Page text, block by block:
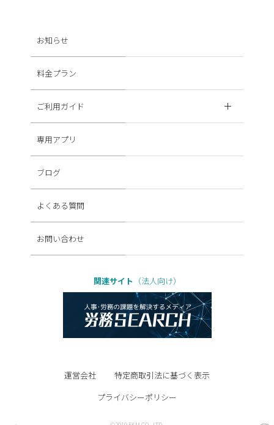
お知らせ
料金プラン
ご利用ガイド
専用アプリ
ブログ
よくある質問
お問い合わせ
関連サイト （法人向け）
運営会社
特定商取引法に基づく表示
プライバシーポリシー